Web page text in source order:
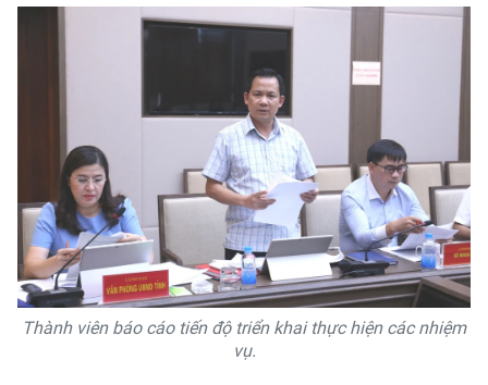
Thành viên báo cáo tiến độ triển khai thực hiện các nhiệm
vụ.